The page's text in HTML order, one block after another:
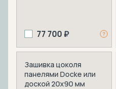
77 700 ₽
Зашивка цоколя
панелями Docke или
доской 20х90 мм